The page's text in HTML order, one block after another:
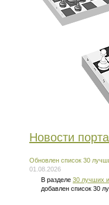
Новости
Обновлен список 30
01.08.2026
В разделе 30 лучших
добавлен список 30